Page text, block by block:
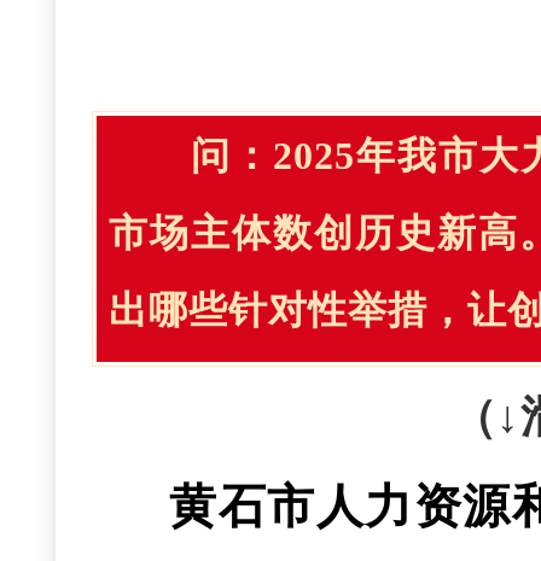
保率稳定在95%以
才引育提效赋能行动
建设产业链培训中
打造鄂东区域中心
护航行动。整合“一
石放心、安心、舒
（二）扩大高水
。锚定全国外贸
续做大做强开放能
40元、降幅6.2%
设，检查检验结果
医疗费用2300余万
松享受线上预约挂
量合格率达95.2%
五是安全监管
患，“三品一特”安
紧盯食品源头、生
剂、肉类产品、农
项目全生命周期管
优化项目审批论证
总之，我们将
为王，大抓项目、
一是在稳增长
分级包保和精准服
期、稳信心。聚焦
重点推进
新冶特钢无缝钢管等
问： 2025年我市
市场主体数创历史新高
出哪些针对性举措，让
（
黄石市人力资源